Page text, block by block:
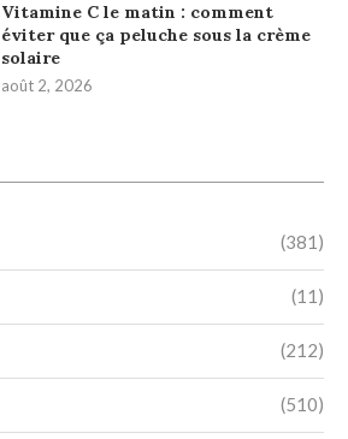
Vitamine C le matin : comment
éviter que ça peluche sous la crème
solaire
août 2, 2026
(381)
(11)
(212)
(510)